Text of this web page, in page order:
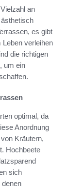
an
es gibt
Leben verleihen
die richtigen
um ein
optimal, da
Anordnung
Kräutern,
Hochbeete
sich
denen